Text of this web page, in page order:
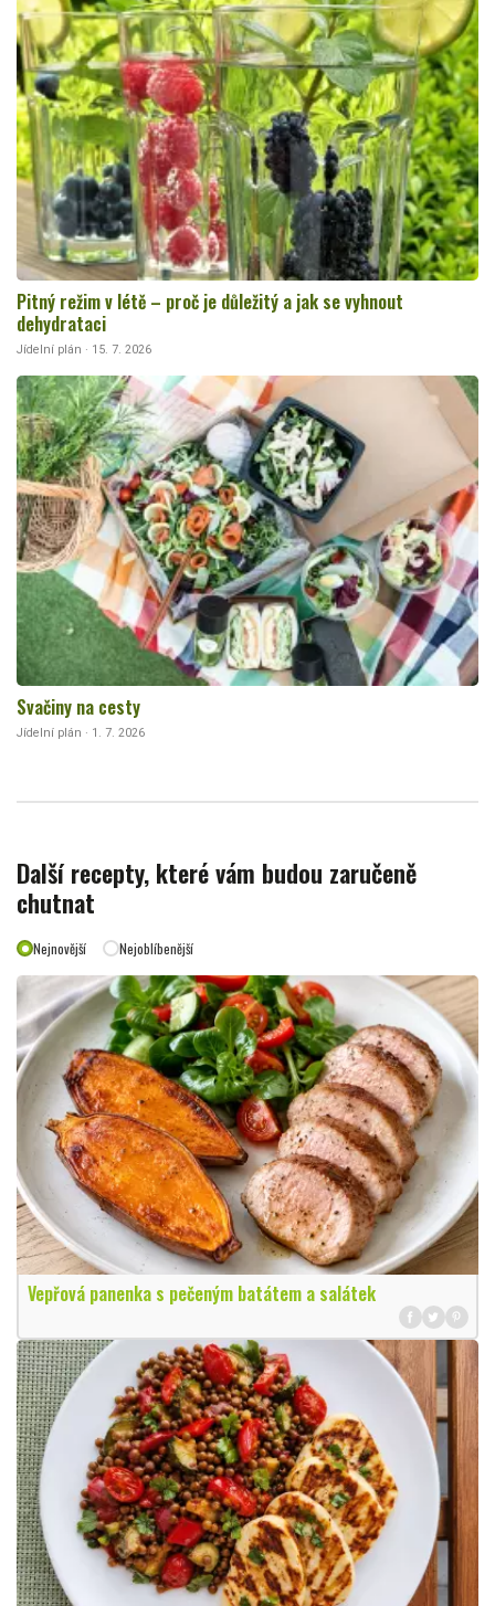
Pitný režim v létě – proč je důležitý a jak se vyhnout
dehydrataci
Jídelní plán · 15. 7. 2026
Svačiny na cesty
Jídelní plán · 1. 7. 2026
Další recepty, které vám budou zaručeně
chutnat
Nejnovější Nejoblíbenější
Vepřová panenka s pečeným batátem a salátek